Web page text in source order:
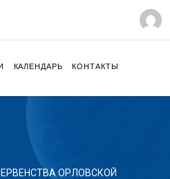
КАЛЕНДАРЬ КОНТАКТЫ
ОРЛОВСКОЙ